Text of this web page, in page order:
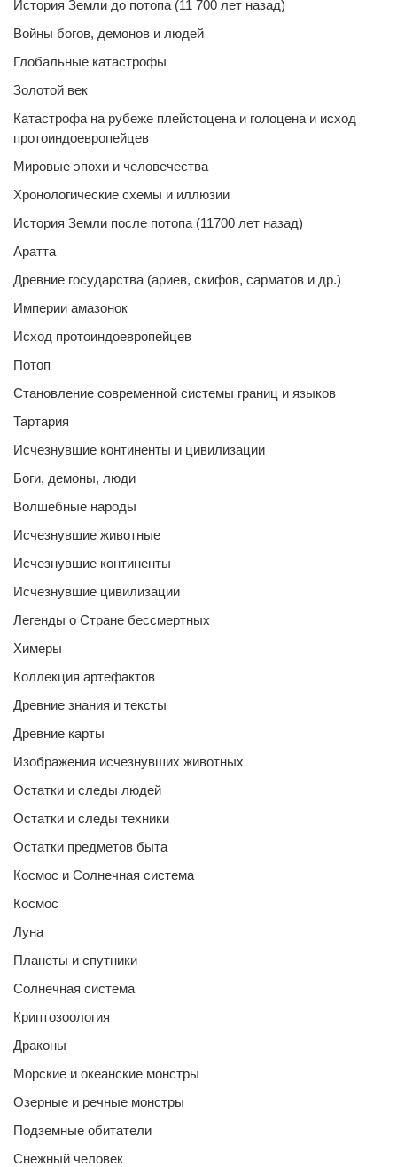
История Земли до потопа (11 700 лет назад)
Войны богов, демонов и людей
Глобальные катастрофы
Золотой век
Катастрофа на рубеже плейстоцена и голоцена и исход
протоиндоевропейцев
Мировые эпохи и человечества
Хронологические схемы и иллюзии
История Земли после потопа (11700 лет назад)
Аратта
Древние государства (ариев, скифов, сарматов и др.)
Империи амазонок
Исход протоиндоевропейцев
Потоп
Становление современной системы границ и языков
Тартария
Исчезнувшие континенты и цивилизации
Боги, демоны, люди
Волшебные народы
Исчезнувшие животные
Исчезнувшие континенты
Исчезнувшие цивилизации
Легенды о Стране бессмертных
Химеры
Коллекция артефактов
Древние знания и тексты
Древние карты
Изображения исчезнувших животных
Остатки и следы людей
Остатки и следы техники
Остатки предметов быта
Космос и Солнечная система
Космос
Луна
Планеты и спутники
Солнечная система
Криптозоология
Драконы
Морские и океанские монстры
Озерные и речные монстры
Подземные обитатели
Снежный человек